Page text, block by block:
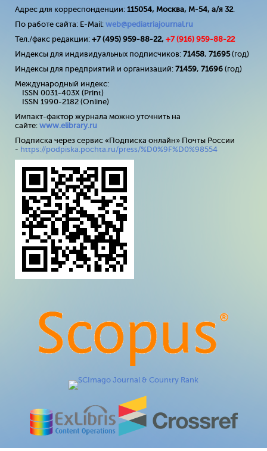
Адрес для корреспонденции: 115054, Москва, М-54, а/я 32.
По работе сайта: E-Mail: web@pediatriajournal.ru
Тел./факс редакции: +7 (495) 959-88-22, +7 (916) 959-88-22
Индексы для индивидуальных подписчиков: 71458, 71695(год)
Индексы для предприятий и организаций: 71459, 71696 (год)
Международный индекс:
ISSN 0031-403X (Print)
ISSN 1990-2182 (Online)
Импакт-фактор журнала можно уточнить на
сайте: www.elibrary.ru
Подписка через сервис «Подписка онлайн» Почты России
- https://podpiska.pochta.ru/press/%D0%9F%D0%98554